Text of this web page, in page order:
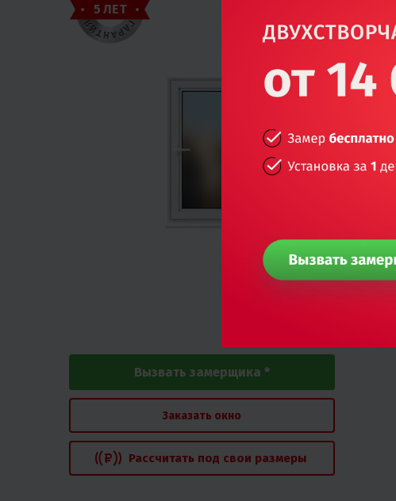
5 ЛЕТ
Вызвать замерщика *
Заказать окно
Рассчитать под свои размеры